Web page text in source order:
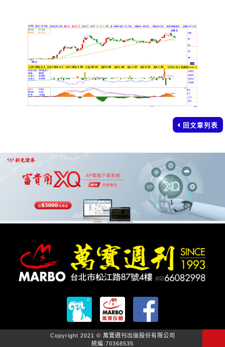
回文章列表
Copyright 2021 © 萬寶週刊出版股份有限公司
統編:70368535